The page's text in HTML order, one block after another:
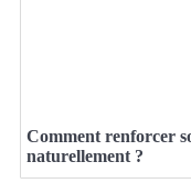
Comment renforcer
naturellement ?